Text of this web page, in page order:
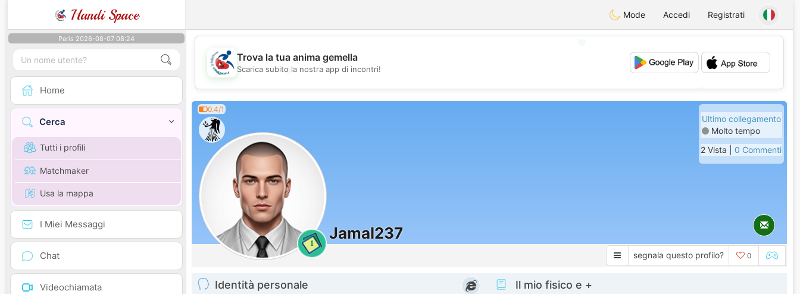
Handi Space Mode Accedi Registrati
Paris 2026-08-07 08:24
Home
Cerca
Tutti i profili
Matchmaker
Usa la mappa
I Miei Messaggi
Chat
Videochiamata
💖
💕
Trova la tua anima gemella
Scarica subito la nostra app di incontri!
0.4/1
1
Jamal237
Ultimo collegamento
Molto tempo
2 Vista | 0 Commenti
segnala questo profilo? 0
Identità personale Il mio fisico e +